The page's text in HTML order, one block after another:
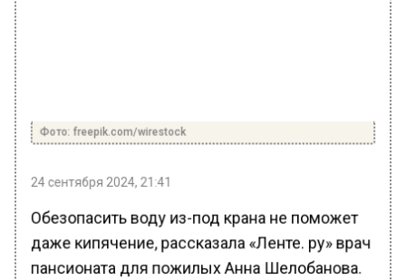
Фото: freepik.com/wirestock
24 сентября 2024, 21:41
Обезопасить воду из-под крана не поможет
даже кипячение, рассказала «Ленте. ру» врач
пансионата для пожилых Анна Шелобанова.